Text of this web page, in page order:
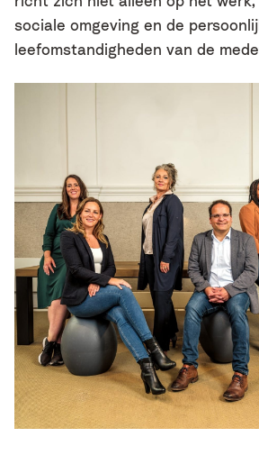
sociale omgeving en de
leefomstandigheden van de